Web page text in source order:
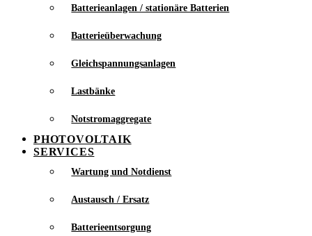
Batterieanlagen / stationäre Batterien
Batterieüberwachung
Gleichspannungsanlagen
Lastbänke
Notstromaggregate
PHOTOVOLTAIK
SERVICES
Wartung und Notdienst
Austausch / Ersatz
Batterieentsorgung